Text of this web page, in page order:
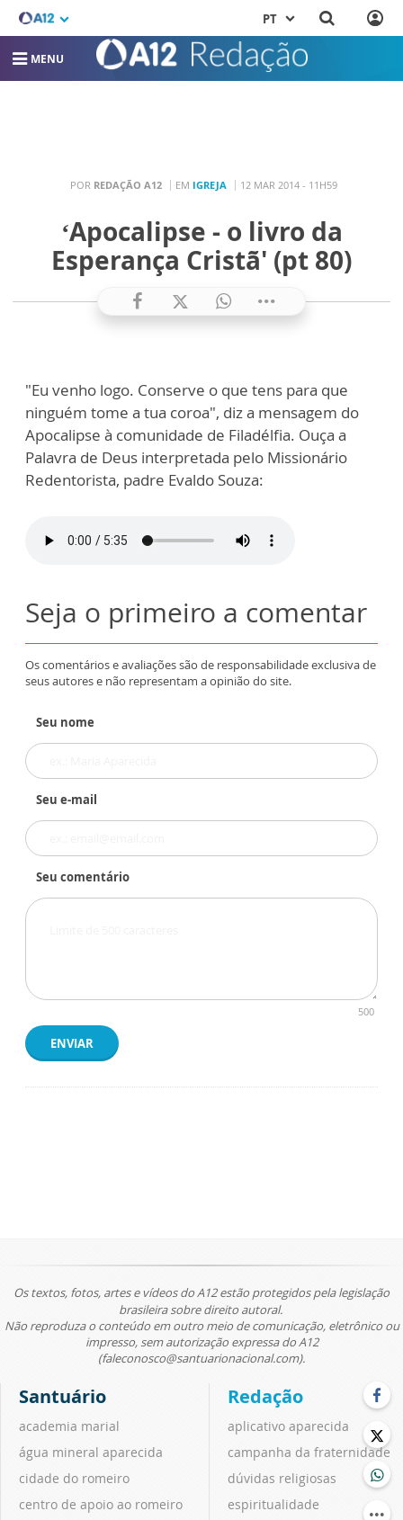
PT
MENU
POR REDAÇÃO A12 EM IGREJA 12 MAR 2014 - 11H59
‘Apocalipse - o livro da
Esperança Cristã' (pt 80)
"Eu venho logo. Conserve o que tens para que
ninguém tome a tua coroa", diz a mensagem do
Apocalipse à comunidade de Filadélfia. Ouça a
Palavra de Deus interpretada pelo Missionário
Redentorista, padre Evaldo Souza:
Seja o primeiro a comentar
Os comentários e avaliações são de responsabilidade exclusiva de
seus autores e não representam a opinião do site.
Seu nome
Seu e-mail
Seu comentário
500
ENVIAR
Os textos, fotos, artes e vídeos do A12 estão protegidos pela legislação
brasileira sobre direito autoral.
Não reproduza o conteúdo em outro meio de comunicação, eletrônico ou
impresso, sem autorização expressa do A12
(faleconosco@santuarionacional.com).
Santuário
academia marial
água mineral aparecida
cidade do romeiro
centro de apoio ao romeiro
Redação
aplicativo aparecida
campanha da fraternidade
dúvidas religiosas
espiritualidade